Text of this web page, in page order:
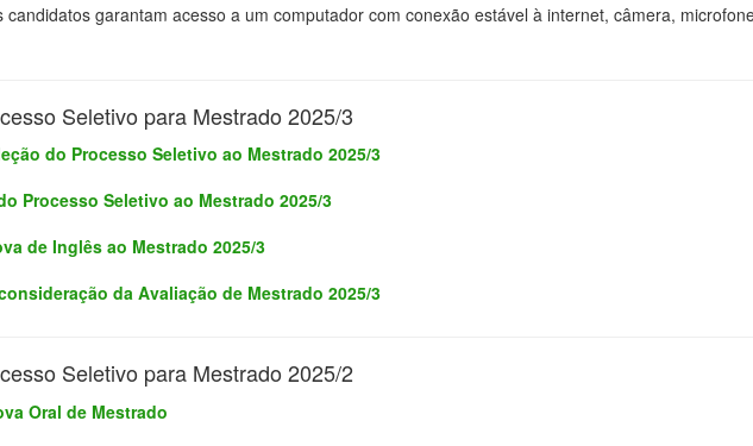
candidatos garantam acesso a um computador com conexão estável à internet, câmera,
Seletivo para Mestrado 2025/3
do Processo Seletivo ao Mestrado 2025/3
Processo Seletivo ao Mestrado 2025/3
de Inglês ao Mestrado 2025/3
da Avaliação de Mestrado 2025/3
Seletivo para Mestrado 2025/2
Oral de Mestrado